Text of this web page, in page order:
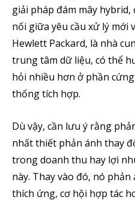
giải pháp đám mây
nối giữa yêu cầu xử lý mới
Hewlett Packard, là nhà
trung tâm dữ liệu, có thể
hỏi nhiều hơn ở phần
thống tích hợp.
Dù vậy, cần lưu ý rằng
nhất thiết phản ánh thay
trong doanh thu hay lợi
này. Thay vào đó, nó
thích ứng, cơ hội hợp tác